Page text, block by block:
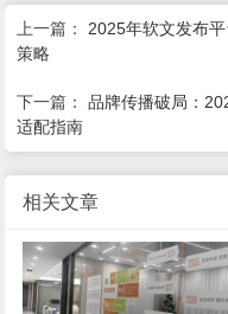
上一篇： 2025年软文发布
策略
下一篇：品牌传播破局：
适配指南
相关文章